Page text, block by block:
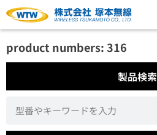
product numbers: 316
製品検索